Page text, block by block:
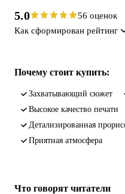
5.0
56 оценок
Как сформирован рейтинг
Почему стоит купить:
захватывающий сюжет
высокое качество печати
детализированная
приятная атмосфера
Что говорят читатели